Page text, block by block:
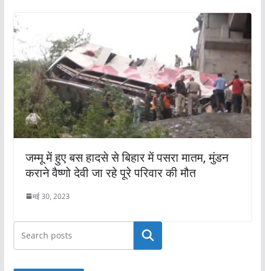
जम्मू में हुए बस हादसे से बिहार में पसरा मातम, मुंडन
कराने वैष्णो देवी जा रहे पूरे परिवार की मौत
मई 30, 2023
खोजें